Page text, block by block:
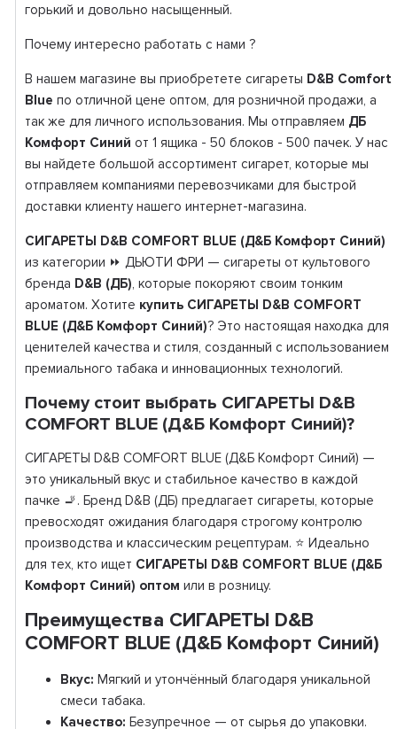
горький и довольно насыщенный.
Почему интересно работать с нами ?
В нашем магазине вы приобретете сигареты D&B Сomfort
Blue по отличной цене оптом, для розничной продажи, а
так же для личного использования. Мы отправляем ДБ
Комфорт Синий от 1 ящика - 50 блоков - 500 пачек. У нас
вы найдете большой ассортимент сигарет, которые мы
отправляем компаниями перевозчиками для быстрой
доставки клиенту нашего интернет-магазина.
СИГАРЕТЫ D&B COMFORT BLUE (Д&Б Комфорт Синий)
из категории ⏩ ДЬЮТИ ФРИ — сигареты от культового
бренда D&B (ДБ), которые покоряют своим тонким
ароматом. Хотите купить СИГАРЕТЫ D&B COMFORT
BLUE (Д&Б Комфорт Синий)? Это настоящая находка для
ценителей качества и стиля, созданный с использованием
премиального табака и инновационных технологий.
Почему стоит выбрать СИГАРЕТЫ D&B
COMFORT BLUE (Д&Б Комфорт Синий)?
СИГАРЕТЫ D&B COMFORT BLUE (Д&Б Комфорт Синий) —
это уникальный вкус и стабильное качество в каждой
пачке 🚬. Бренд D&B (ДБ) предлагает сигареты, которые
превосходят ожидания благодаря строгому контролю
производства и классическим рецептурам. ⭐ Идеально
для тех, кто ищет СИГАРЕТЫ D&B COMFORT BLUE (Д&Б
Комфорт Синий) оптом или в розницу.
Преимущества СИГАРЕТЫ D&B
COMFORT BLUE (Д&Б Комфорт Синий)
Вкус: Мягкий и утончённый благодаря уникальной
смеси табака.
Качество: Безупречное — от сырья до упаковки.